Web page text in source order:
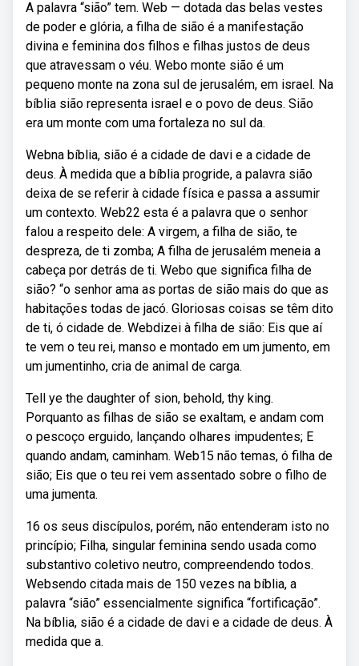
A palavra “sião” tem. Web — dotada das belas vestes
de poder e glória, a filha de sião é a manifestação
divina e feminina dos filhos e filhas justos de deus
que atravessam o véu. Webo monte sião é um
pequeno monte na zona sul de jerusalém, em israel. Na
bíblia sião representa israel e o povo de deus. Sião
era um monte com uma fortaleza no sul da.
Webna bíblia, sião é a cidade de davi e a cidade de
deus. À medida que a bíblia progride, a palavra sião
deixa de se referir à cidade física e passa a assumir
um contexto. Web22 esta é a palavra que o senhor
falou a respeito dele: A virgem, a filha de sião, te
despreza, de ti zomba; A filha de jerusalém meneia a
cabeça por detrás de ti. Webo que significa filha de
sião? “o senhor ama as portas de sião mais do que as
habitações todas de jacó. Gloriosas coisas se têm dito
de ti, ó cidade de. Webdizei à filha de sião: Eis que aí
te vem o teu rei, manso e montado em um jumento, em
um jumentinho, cria de animal de carga.
Tell ye the daughter of sion, behold, thy king.
Porquanto as filhas de sião se exaltam, e andam com
o pescoço erguido, lançando olhares impudentes; E
quando andam, caminham. Web15 não temas, ó filha de
sião; Eis que o teu rei vem assentado sobre o filho de
uma jumenta.
16 os seus discípulos, porém, não entenderam isto no
princípio; Filha, singular feminina sendo usada como
substantivo coletivo neutro, compreendendo todos.
Websendo citada mais de 150 vezes na bíblia, a
palavra “sião” essencialmente significa “fortificação”.
Na bíblia, sião é a cidade de davi e a cidade de deus. À
medida que a.